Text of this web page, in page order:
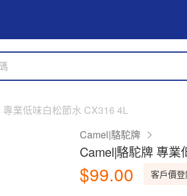
業低味白松節水 CX316 4L
Camel|駱駝牌
Camel|駱駝牌 專業
$99.00 客戶價